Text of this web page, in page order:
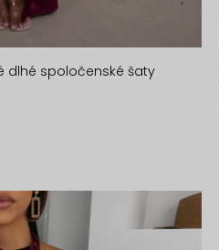
dlhé spoločenské šaty